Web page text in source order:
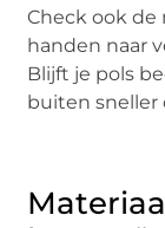
Check ook de
handen naar
Blijft je pols
buiten sneller